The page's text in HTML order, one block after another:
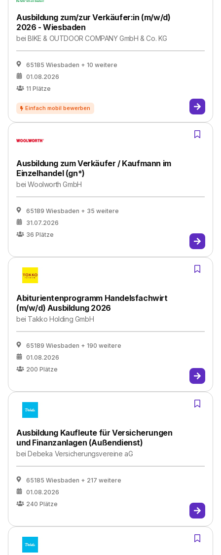
Ausbildung zum/zur Verkäufer:in (m/w/d)
2026 - Wiesbaden
beiBIKE & OUTDOOR COMPANY GmbH & Co. KG
65185 Wiesbaden + 10 weitere
01.08.2026
11 Plätze
Ausbildung zum Verkäufer / Kaufmann im
Einzelhandel (gn*)
beiWoolworth GmbH
65189 Wiesbaden + 35 weitere
31.07.2026
36 Plätze
Abiturientenprogramm Handelsfachwirt
(m/w/d) Ausbildung 2026
bei Takko Holding GmbH
65189 Wiesbaden + 190 weitere
01.08.2026
200 Plätze
Ausbildung Kaufleute für Versicherungen
und Finanzanlagen (Außendienst)
beiDebeka Versicherungsvereine aG
65185 Wiesbaden + 217 weitere
01.08.2026
240 Plätze